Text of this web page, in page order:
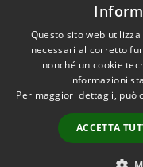
FacebookYoutube
RSS
Accessibility
Questo sito web
necessari al corretto
nonché un cookie
informazioni
Per maggiori dettagli, può
ACCETTA